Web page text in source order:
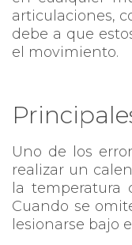
articulaciones,
debe a que
el movimiento.
Uno de los
realizar un
la temperatura
Cuando se
lesionarse bajo